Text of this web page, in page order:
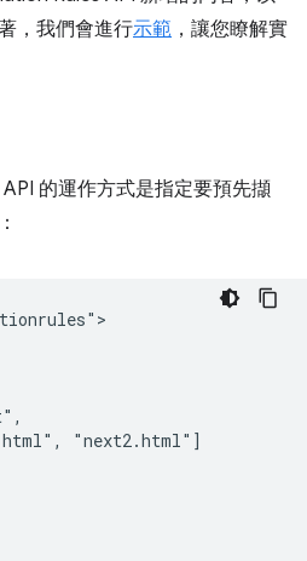
，我們會進行示範 ，讓您瞭解實
的運作方式是指定要預先擷
"next2.html"]